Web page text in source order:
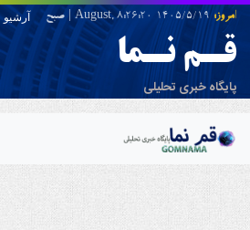
امروز:1405/5/19 August,
8:26:20
| صبح آرشیو
قـم نـما
پایگاه خبری تحلیلی